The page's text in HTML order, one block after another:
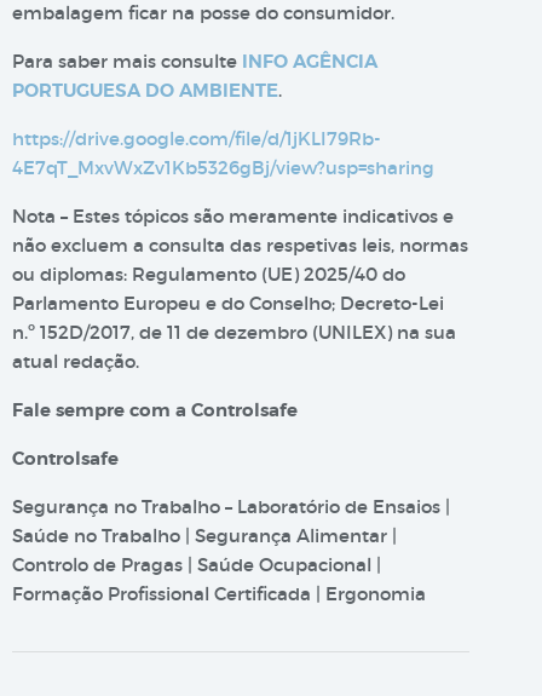
embalagem ficar na posse do consumidor.
Para saber mais consulte INFO AGÊNCIA
PORTUGUESA DO AMBIENTE.
https://drive.google.com/file/d/1jKLI79Rb-
4E7qT_MxvWxZv1Kb5326gBj/view?usp=sharing
Nota – Estes tópicos são meramente indicativos e
não excluem a consulta das respetivas leis, normas
ou diplomas: Regulamento (UE) 2025/40 do
Parlamento Europeu e do Conselho; Decreto-Lei
n.º 152D/2017, de 11 de dezembro (UNILEX) na sua
atual redação.
Fale sempre com a Controlsafe
Controlsafe
Segurança no Trabalho – Laboratório de Ensaios |
Saúde no Trabalho | Segurança Alimentar |
Controlo de Pragas | Saúde Ocupacional |
Formação Profissional Certificada | Ergonomia